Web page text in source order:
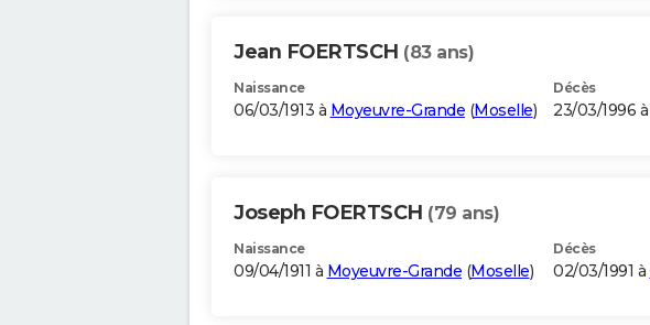
Jean FOERTSCH (83 ans)
Naissance
06/03/1913 à Moyeuvre-Grande (Moselle)
Décès
23/03/1996 à
Joseph FOERTSCH (79 ans)
Naissance
09/04/1911 à Moyeuvre-Grande (Moselle)
Décès
02/03/1991 à